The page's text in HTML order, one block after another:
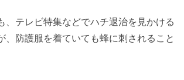
、テレビ特集などでハチ退治を見かける
、防護服を着ていても蜂に刺されること